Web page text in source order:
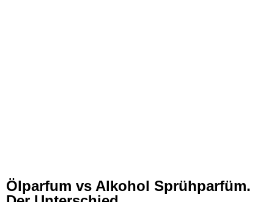
Ölparfum vs Alkohol Sprühparfüm.